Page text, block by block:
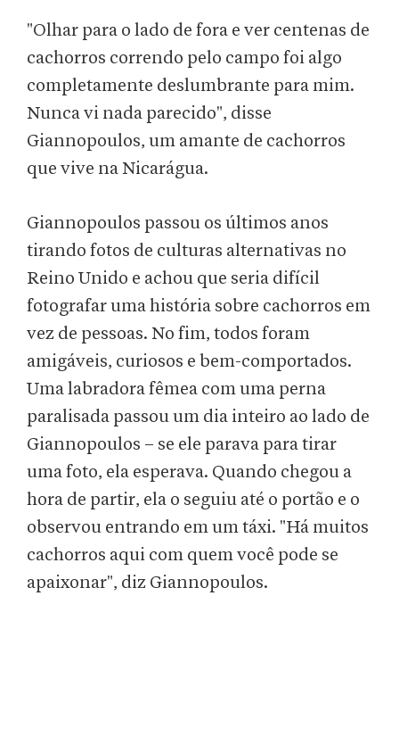
"Olhar para o lado de fora e ver centenas de
cachorros correndo pelo campo foi algo
completamente deslumbrante para mim.
Nunca vi nada parecido", disse
Giannopoulos, um amante de cachorros
que vive na Nicarágua.
Giannopoulos passou os últimos anos
tirando fotos de culturas alternativas no
Reino Unido e achou que seria difícil
fotografar uma história sobre cachorros em
vez de pessoas. No fim, todos foram
amigáveis, curiosos e bem-comportados.
Uma labradora fêmea com uma perna
paralisada passou um dia inteiro ao lado de
Giannopoulos – se ele parava para tirar
uma foto, ela esperava. Quando chegou a
hora de partir, ela o seguiu até o portão e o
observou entrando em um táxi. "Há muitos
cachorros aqui com quem você pode se
apaixonar", diz Giannopoulos.